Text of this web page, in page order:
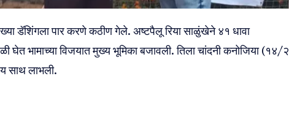
डॅशिंगला पार करणे कठीण गेले. अष्टपैलू रिया साळुंखेने ४१ धावा
घेत भामाच्या विजयात मुख्य भूमिका बजावली. तिला चांदनी कनोजिया (१४/२
साथ लाभली.